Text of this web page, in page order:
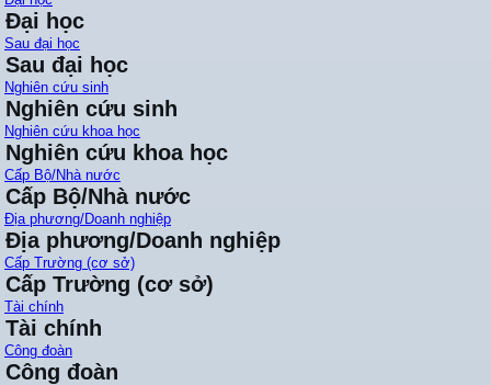
Đại học
Sau đại học
Sau đại học
Nghiên cứu sinh
Nghiên cứu sinh
Nghiên cứu khoa học
Nghiên cứu khoa học
Cấp Bộ/Nhà nước
Cấp Bộ/Nhà nước
Địa phương/Doanh nghiệp
Địa phương/Doanh nghiệp
Cấp Trường (cơ sở)
Cấp Trường (cơ sở)
Tài chính
Tài chính
Công đoàn
Công đoàn